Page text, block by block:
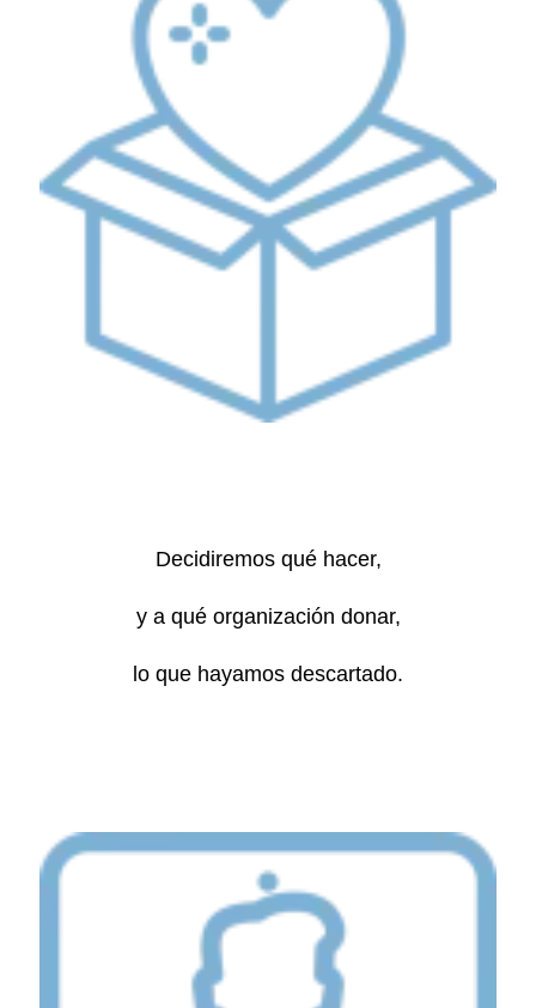
Decidiremos qué hacer,
y a qué organización donar,
lo que hayamos descartado.